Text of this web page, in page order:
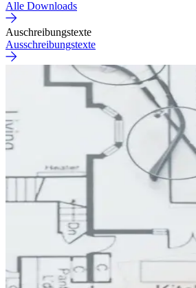
Alle Downloads
Auschreibungstexte
Ausschreibungstexte